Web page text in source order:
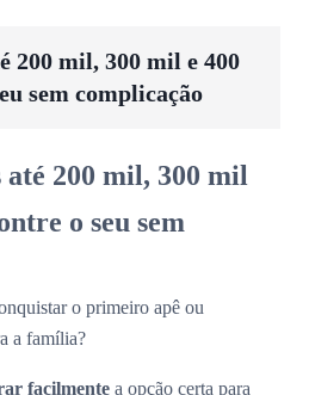
200 mil, 300 mil e 400
sem complicação
200 mil, 300 mil
o seu sem
o primeiro apê ou
a família?
facilmente a opção certa para